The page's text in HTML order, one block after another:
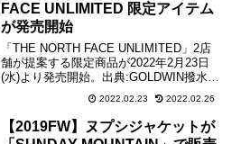
FACE UNLIMITED 限定アイテム
が発売開始
「THE NORTH FACE UNLIMITED」2店
舗が提案する限定商品が2022年2月23日
(水)より発売開始。出典:GOLDWIN撥水性
があり、復元力が高く型崩れしにくい軽
量・ストレッチ素材®︎を使用。ポリエス
テル100%のメカニカ...
2022.02.23 2022.02.26
【2019FW】ヌプシジャケットが